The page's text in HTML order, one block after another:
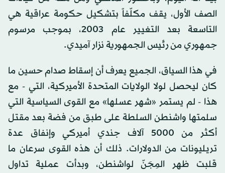
الصف الأول، يقف مكلّفاً بتشكيل حكومة عراقية هي
التاسعة بعد التغيير عام 2003، بموجب مرسوم
جمهوري من رئيس الجمهورية نزار آميدي.
في هذا السياق، الجميع يعرف أن إسقاط صدام حسين ما
كان ليحصل لولا الولايات المتحدة الأميركية، التي - مع
هذا - لم يستمر «شهر عسلها» مع القوى السياسية التي
سلمتها واشنطن السلطة على طبق من فضة بعد مقتل
أكثر من 5000 آلاف جندي أميركي وإنفاق عدة
تريليونات من الدولارات. ذلك أن هذه القوى سرعان ما
قلبت ظهر المِجَنّ لواشنطن، وبدأت عملية تداول